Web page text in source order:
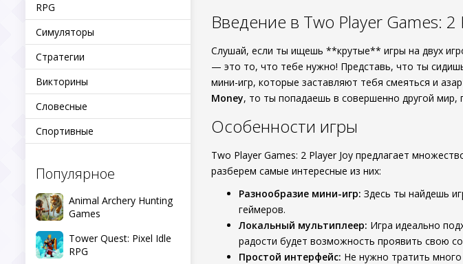
RPG
Симуляторы
Стратегии
Викторины
Словесные
Спортивные
Популярное
Animal Archery Hunting
Games
Tower Quest: Pixel Idle
RPG
Введение в Two Player Games: 2
Слушай, если ты ищешь **крутые** игры на двух
— это то, что тебе нужно! Представь, что ты
мини-игр, которые заставляют тебя смеяться и
Money, то ты попадаешь в совершенно другой
Особенности игры
Two Player Games: 2 Player Joy предлагает
разберем самые интересные из них:
Разнообразие мини-игр: Здесь ты найдешь
геймеров.
Локальный мультиплеер: Игра идеально
радости будет возможность проявить свою
Простой интерфейс: Не нужно тратить